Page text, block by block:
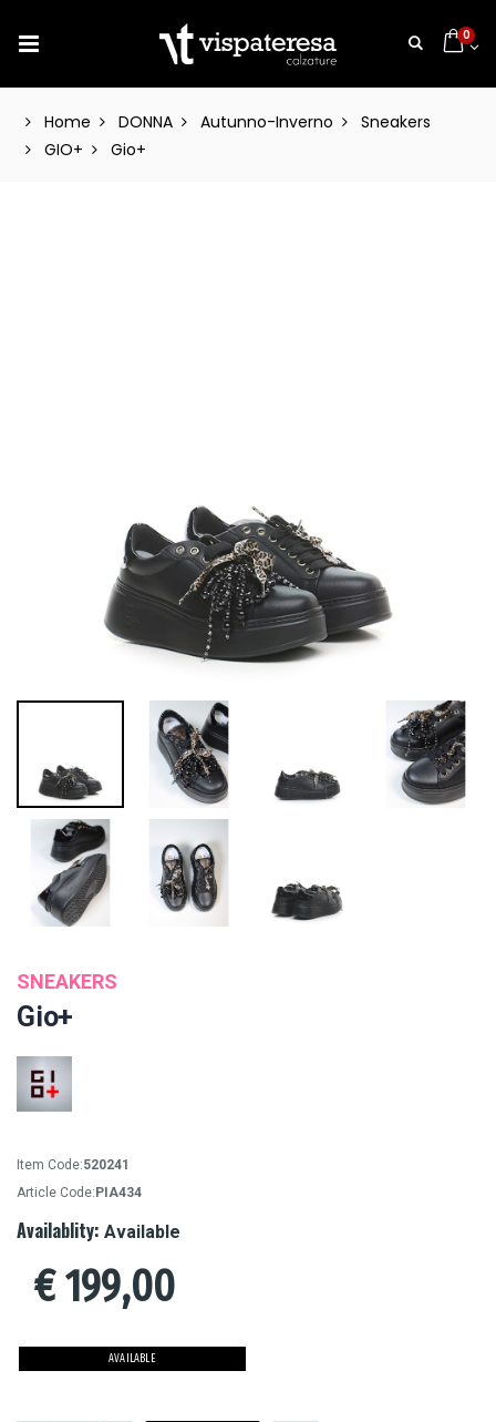
0
Home DONNA Autunno-Inverno
Sneakers
GIO+
Gio+
SNEAKERS
Gio+
Item Code:520241
Article Code: PIA434
Availablity: Available
€199,00
AVAILABLE